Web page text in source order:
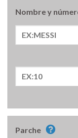
Nombre y
Parche